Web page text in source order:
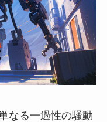
なる一過性の騒動